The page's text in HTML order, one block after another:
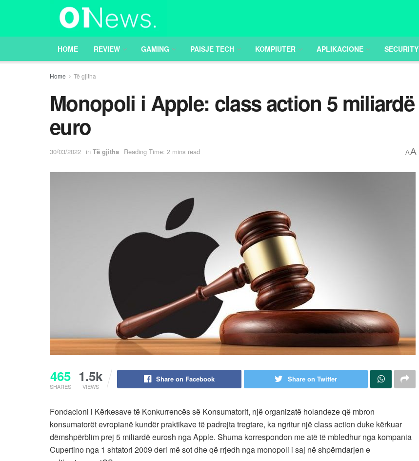
HOME REVIEW GAMING PAISJE TECH KOMPIUTER APLIKACIONE SECURITY
Home Të gjitha
Monopoli i Apple: class action 5 miliardë
euro
30/03/2022 in Të gjitha Reading Time: 2 mins read AA
465
SHARES
1.5k
VIEWS
Share on Facebook Share on Twitter
Fondacioni i Kërkesave të Konkurrencës së Konsumatorit, një organizatë holandeze që mbron
konsumatorët evropianë kundër praktikave të padrejta tregtare, ka ngritur një class action duke kërkuar
dëmshpërblim prej 5 miliardë eurosh nga Apple. Shuma korrespondon me atë të mbledhur nga kompania
Cupertino nga 1 shtatori 2009 deri më sot dhe që rrjedh nga monopoli i saj në shpërndarjen e